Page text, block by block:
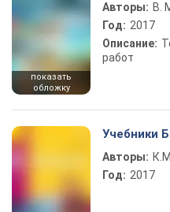
показать
обложку
Авторы: В.
Год: 2017
Описание:
работ
Учебники
Авторы:
Год: 2017